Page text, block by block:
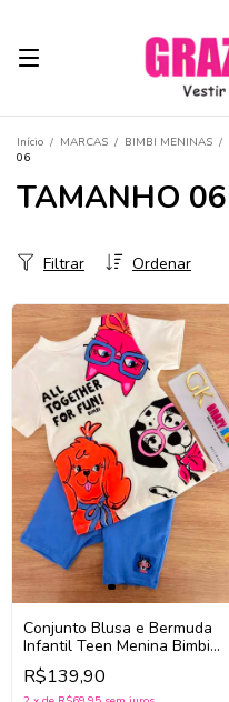
Início / MARCAS / BIMBI MENINAS /
06
TAMANHO 06
Ordenar
Filtrar
Conjunto Blusa e Bermuda
Infantil Teen Menina Bimbi
Fb121 (Off White/Azul)
R$139,90